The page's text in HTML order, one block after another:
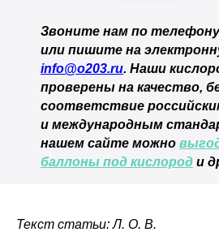
Звоните нам по
или пишите на
info@o203.ru. Наши
проверены на качество,
соответствие
и международным
нашем сайте можно
баллоны под кислород и
Текст статьи: Л. О. В.
Политика конфиденциальности
Правила проведения оплат и возвратов
© 2026 ОOO «СеленФарм»